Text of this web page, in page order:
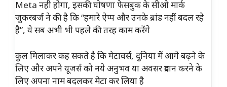
Meta नही होगा, इसकी घोषणा फेसबुक के सीओ मार्क
जुकरबर्ज ने की है कि “हमारे ऐप्प और उनके ब्रांड नहीं बदल रहे
है”, ये सब अभी भी पहले की तरह काम करेंगे
कुल मिलाकर कह सकते है कि मेटावर्स, दुनिया में आगे बढ़ने के
लिए और अपने यूजर्स को नये अनुभव या अवसर प्रदान करने के
लिए अपना नाम बदलकर मेटा कर लिया है